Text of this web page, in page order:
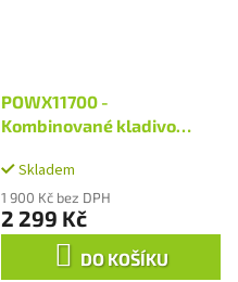
POWX11700 -
Kombinované kladivo
Skladem
1 900 Kč bez DPH
2 299 Kč
DO KOŠÍKU